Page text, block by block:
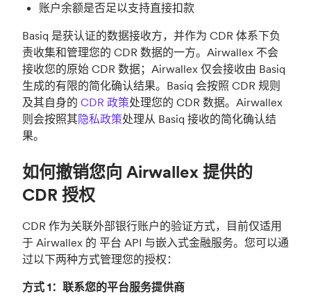
账户余额是否足以支持直接扣款
Basiq 是获认证的数据接收方，并作为 CDR 体系下负
责收集和管理您的 CDR 数据的一方。Airwallex 不会
接收您的原始 CDR 数据；Airwallex 仅会接收由 Basiq
生成的有限的简化确认结果。Basiq 会按照 CDR 规则
及其自身的 CDR 政策处理您的 CDR 数据。Airwallex
则会按照其隐私政策处理从 Basiq 接收的简化确认结
果。
如何撤销您向 Airwallex 提供的
CDR 授权
CDR 作为关联外部银行账户的验证方式，目前仅适用
于 Airwallex 的 平台 API 与嵌入式金融服务。您可以通
过以下两种方式管理您的授权：
方式 1：联系您的平台服务提供商